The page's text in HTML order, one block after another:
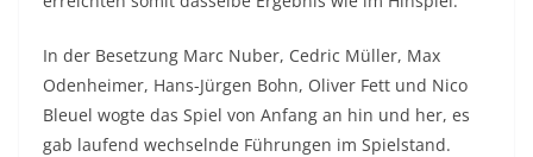
In der Besetzung Marc Nuber, Cedric Müller, Max
Odenheimer, Hans-Jürgen Bohn, Oliver Fett und Nico
Bleuel wogte das Spiel von Anfang an hin und her, es
gab laufend wechselnde Führungen im Spielstand.